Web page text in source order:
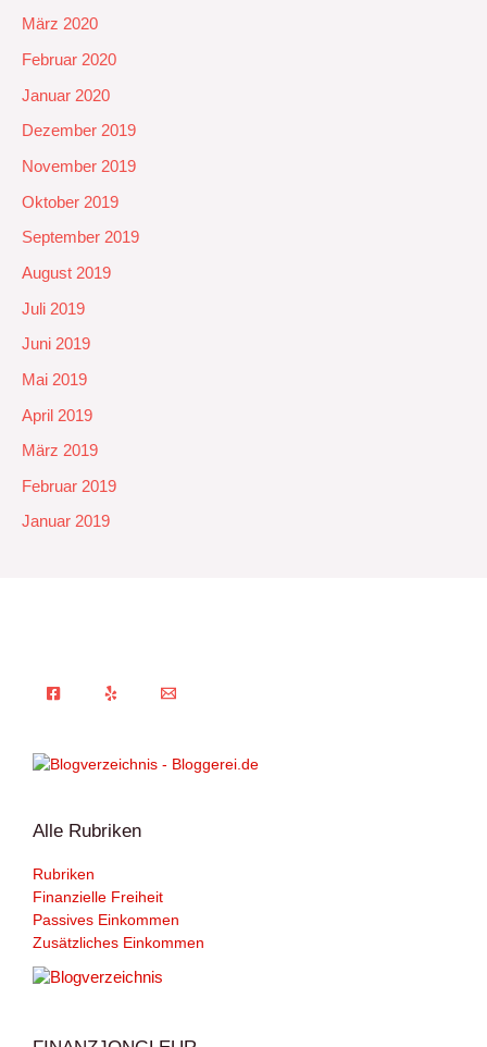
März 2020
Februar 2020
Januar 2020
Dezember 2019
November 2019
Oktober 2019
September 2019
August 2019
Juli 2019
Juni 2019
Mai 2019
April 2019
März 2019
Februar 2019
Januar 2019
Alle Rubriken
Rubriken
Finanzielle Freiheit
Passives Einkommen
Zusätzliches Einkommen